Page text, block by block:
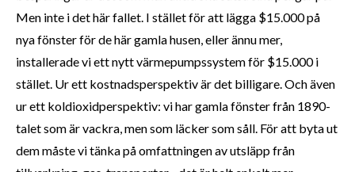
Men inte i det här fallet. I stället för att lägga $15.000 på
nya fönster för de här gamla husen, eller ännu mer,
installerade vi ett nytt värmepumpssystem för $15.000 i
stället. Ur ett kostnadsperspektiv är det billigare. Och även
ur ett koldioxidperspektiv: vi har gamla fönster från 1890-
talet som är vackra, men som läcker som såll. För att byta ut
dem måste vi tänka på omfattningen av utsläpp från